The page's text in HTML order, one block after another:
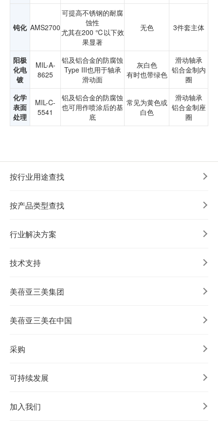
钝化 AMS2700
可提高不锈钢的耐腐
蚀性
尤其在200 ℃以下效
果显著
无色 3件套主体
阳极
化电
镀
MIL-A-
8625
铝及铝合金的防腐蚀
Type III也用于轴承
滑动面
灰白色
有时也带绿色
滑动轴承
铝合金制内
圈
化学
表面
处理
MIL-C-
5541
铝及铝合金的防腐蚀
也可用作喷涂后的基
底
常见为黄色或
白色
滑动轴承
铝合金制座
圈
按行业用途查找
按产品类型查找
行业解决方案
技术支持
美蓓亚三美集团
美蓓亚三美在中国
采购
可持续发展
加入我们